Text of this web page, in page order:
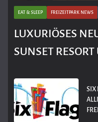
EAT & SLEEP FREIZEITPARK NEWS
LUXURIÖSES
SUNSET
SIX